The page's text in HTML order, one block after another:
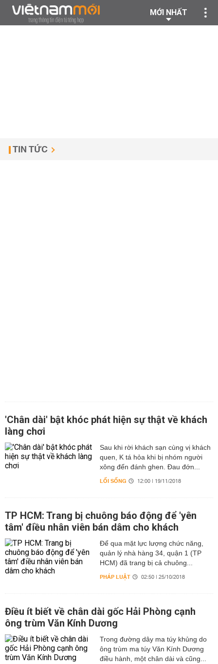
MỚI NHẤT
TIN TỨC
'Chân dài' bật khóc phát hiện sự thật về khách
làng chơi
Sau khi rời khách sạn cùng vị khách
quen, K tá hỏa khi bị nhóm người
xông đến đánh ghen. Đau đớn...
LỐI SỐNG 12:00 | 19/11/2018
TP HCM: Trang bị chuông báo động để 'yên
tâm' điều nhân viên bán dâm cho khách
Để qua mặt lực lượng chức năng,
quản lý nhà hàng 34, quận 1 (TP
HCM) đã trang bị cả chuông...
PHÁP LUẬT 02:50 | 25/10/2018
Điều ít biết về chân dài gốc Hải Phòng cạnh
ông trùm Văn Kính Dương
Trong đường dây ma túy khủng do
ông trùm ma túy Văn Kính Dương
điều hành, một chân dài và cũng...